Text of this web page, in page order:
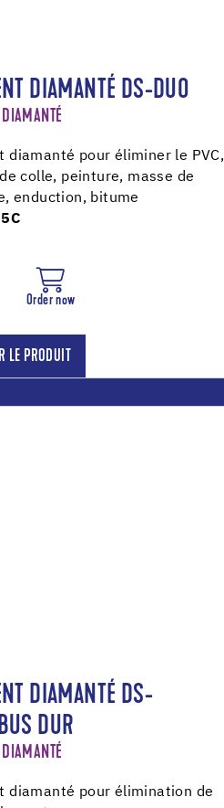
DIAMANTÉ DS-DUO
diamanté pour éliminer le PVC,
colle, peinture, masse de
enduction, bitume
Order now
LE PRODUIT
DIAMANTÉ DS-
DUR
diamanté pour élimination de